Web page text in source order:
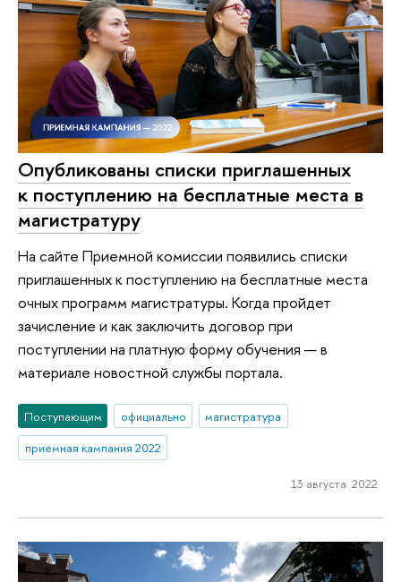
Опубликованы списки приглашенных
к поступлению на бесплатные места в
магистратуру
На сайте Приемной комиссии появились списки
приглашенных к поступлению на бесплатные места
очных программ магистратуры. Когда пройдет
зачисление и как заключить договор при
поступлении на платную форму обучения — в
материале новостной службы портала.
Поступающим официально
магистратура
приемная кампания 2022
13 августа 2022